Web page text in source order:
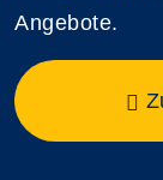
Angebote.